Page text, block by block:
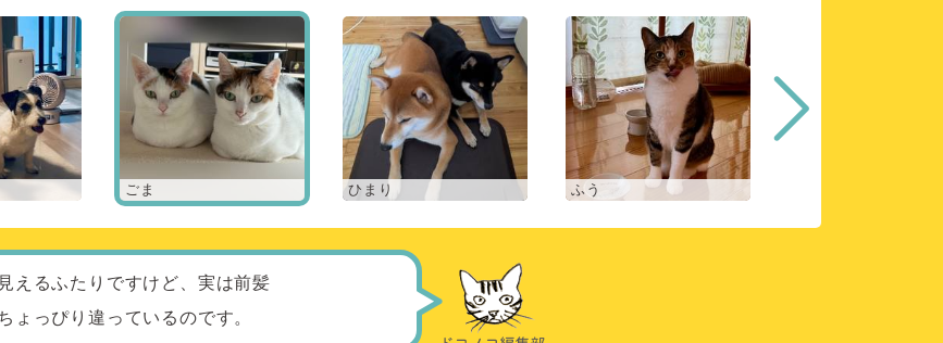
ごま ひまり ふう
えるふたりですけど、実は前髪
ょっぴり違っているのです。